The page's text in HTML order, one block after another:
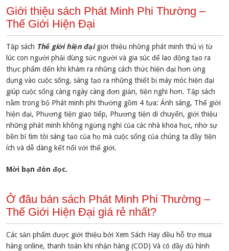
Giới thiệu sách Phát Minh Phi Thường –
Thế Giới Hiện Đại
Tập sách Thế giới hiện đạigiới thiệu những phát minh thú vị từ
lúc con người phải dùng sức người và gia súc để lao động tạo ra
thực phẩm đến khi khám ra những cách thức hiện đại hơn ứng
dụng vào cuộc sống, sáng tạo ra những thiết bị máy móc hiện đại
giúp cuộc sống càng ngày càng đơn giản, tiện nghi hơn. Tập sách
nằm trong bộ Phát minh phi thường gồm 4 tựa: Ánh sáng, Thế giới
hiện đại, Phương tiện giao tiếp, Phương tiện di chuyển, giới thiệu
những phát minh không ngừng nghỉ của các nhà khoa học, nhờ sự
bền bỉ tìm tòi sáng tạo của họ mà cuộc sống của chúng ta đầy tiện
ích và dễ dàng kết nối với thế giới.
Mời bạn đón đọc.
Ở đâu bán sách Phát Minh Phi Thường –
Thế Giới Hiện Đại giá rẻ nhất?
Các sản phẩm được giới thiệu bởi Xem Sách Hay đều hỗ trợ mua
hàng online, thanh toán khi nhận hàng (COD) Và có đầy đủ hình